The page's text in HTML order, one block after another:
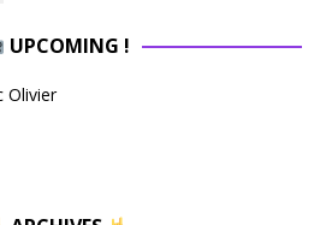
UPCOMING !
Olivier